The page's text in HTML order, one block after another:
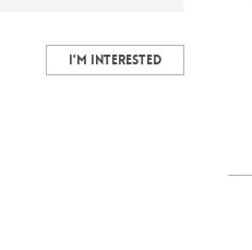
I’M INTERESTED